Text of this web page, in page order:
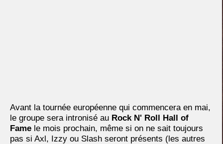
Avant la tournée européenne qui commencera en mai,
le groupe sera intronisé au Rock N' Roll Hall of
Fame le mois prochain, même si on ne sait toujours
pas si Axl, Izzy ou Slash seront présents (les autres